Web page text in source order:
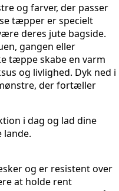
og farver, der passer
tæpper er specielt
deres jute bagside.
gangen eller
tæppe skabe en varm
og livlighed. Dyk ned i
der fortæller
i dag og lad dine
og er resistent over
at holde rent